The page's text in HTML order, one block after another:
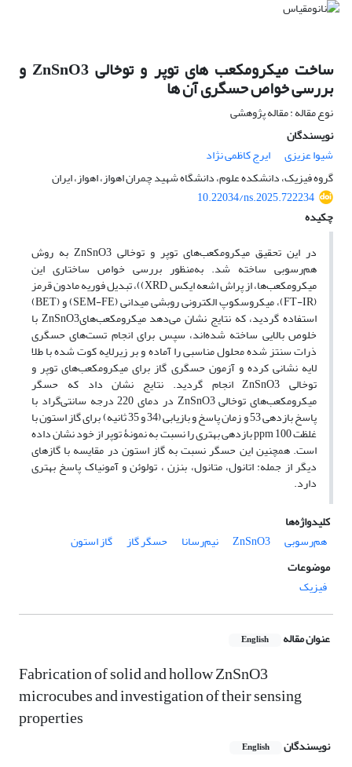
ساخت میکرومکعب های توپر و توخالی ZnSnO3 و
بررسی خواص حسگری آن ها
نوع مقاله : مقاله پژوهشی
نویسندگان
شیوا عزیزی
ایرج کاظمی نژاد
گروه فیزیک، دانشکده علوم، دانشگاه شهید چمران اهواز، اهواز، ایران
10.22034/ns.2025.722234
چکیده
در این تحقیق میکرومکعب‌های توپر و توخالی ZnSnO3 به روش
هم‌رسوبی ساخته شد. به‌منظور بررسی خواص ساختاری این
میکرومکعب‌ها، از پراش اشعه ایکس XRD))، تبدیل فوریه مادون قرمز
(FT-IR)، میکروسکوپ الکترونی روبشی میدانی (SEM-FE) و (BET)
استفاده گردید، که نتایج نشان می‌دهد میکرومکعب‌هایZnSnO3 با
خلوص بالایی ساخته شده‌اند، سپس برای انجام تست‌های حسگری
ذرات سنتز شده محلول مناسبی را آماده و بر زیرلایه کوت شده با طلا
لایه نشانی کرده و آزمون حسگری گاز برای میکرومکعب‌های توپر و
توخالی ZnSnO3 انجام گردید. نتایج نشان داد که حسگر
میکرومکعب‌های توخالی ZnSnO3 در دمای 220 درجه سانتی‌گراد با
پاسخ بازدهی 53 و زمان پاسخ و بازیابی (34 و 35 ثانیه) برای گاز استون با
غلظت ppm 100 بازدهی بهتری را نسبت به نمونۀ توپر از خود نشان داده
است. همچنین این حسگر نسبت به گاز استون در مقایسه با گازهای
دیگر از جمله: اتانول، متانول، بنزن ، تولوئن و آمونیاک پاسخ بهتری
دارد.
کلیدواژه‌ها
هم‌رسوبی
ZnSnO3 نیم‌رسانا حسگر گاز
گاز استون
موضوعات
فیزیک
عنوان مقاله English
Fabrication of solid and hollow ZnSnO3
microcubes and investigation of their sensing
properties
نویسندگان English